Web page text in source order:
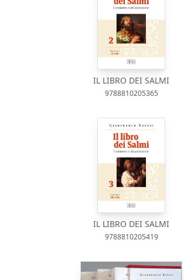
IL LIBRO DEI SALMI
9788810205365
IL LIBRO DEI SALMI
9788810205419